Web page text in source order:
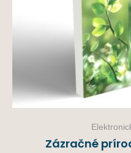
Zázračné